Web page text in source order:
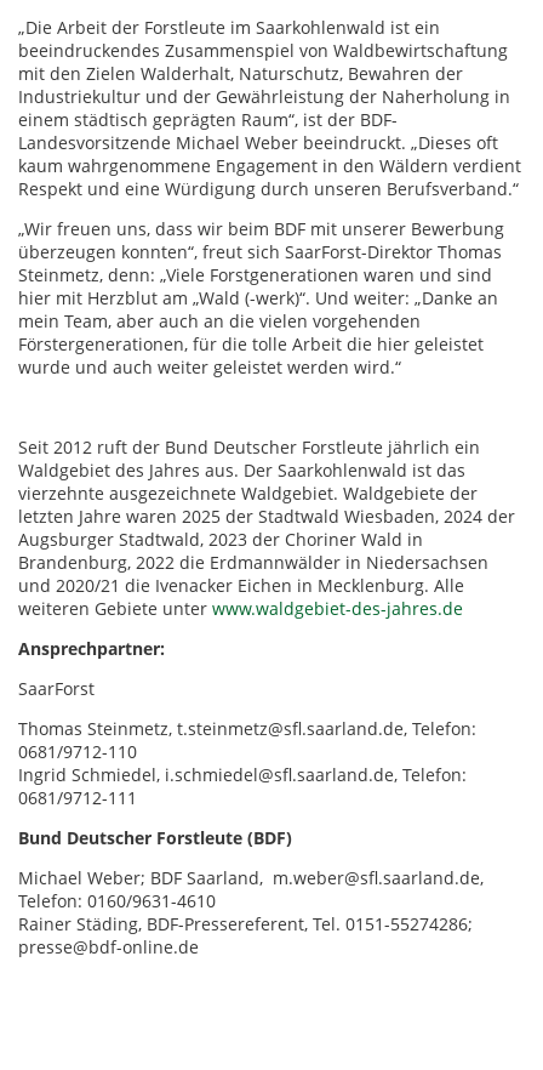
„Die Arbeit der Forstleute im Saarkohlenwald ist ein
beeindruckendes Zusammenspiel von Waldbewirtschaftung
mit den Zielen Walderhalt, Naturschutz, Bewahren der
Industriekultur und der Gewährleistung der Naherholung in
einem städtisch geprägten Raum“, ist der BDF-
Landesvorsitzende Michael Weber beeindruckt. „Dieses oft
kaum wahrgenommene Engagement in den Wäldern verdient
Respekt und eine Würdigung durch unseren Berufsverband.“
„Wir freuen uns, dass wir beim BDF mit unserer Bewerbung
überzeugen konnten“, freut sich SaarForst-Direktor Thomas
Steinmetz, denn: „Viele Forstgenerationen waren und sind
hier mit Herzblut am „Wald (-werk)“. Und weiter: „Danke an
mein Team, aber auch an die vielen vorgehenden
Förstergenerationen, für die tolle Arbeit die hier geleistet
wurde und auch weiter geleistet werden wird.“
Seit 2012 ruft der Bund Deutscher Forstleute jährlich ein
Waldgebiet des Jahres aus. Der Saarkohlenwald ist das
vierzehnte ausgezeichnete Waldgebiet. Waldgebiete der
letzten Jahre waren 2025 der Stadtwald Wiesbaden, 2024 der
Augsburger Stadtwald, 2023 der Choriner Wald in
Brandenburg, 2022 die Erdmannwälder in Niedersachsen
und 2020/21 die Ivenacker Eichen in Mecklenburg. Alle
weiteren Gebiete unter www.waldgebiet-des-jahres.de
Ansprechpartner:
SaarForst
Thomas Steinmetz, t.steinmetz@sfl.saarland.de, Telefon:
0681/9712-110
Ingrid Schmiedel, i.schmiedel@sfl.saarland.de, Telefon:
0681/9712-111
Bund Deutscher Forstleute (BDF)
Michael Weber; BDF Saarland, m.weber@sfl.saarland.de,
Telefon: 0160/9631-4610
Rainer Städing, BDF-Pressereferent, Tel. 0151-55274286;
presse@bdf-online.de